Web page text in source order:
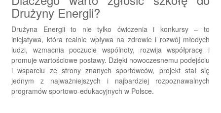
Drużyny Energii?
Drużyna Energii to nie tylko ćwiczenia i konkursy – to
inicjatywa, która realnie wpływa na zdrowie i rozwój młodych
ludzi, wzmacnia poczucie wspólnoty, rozwija współpracę i
promuje wartościowe postawy. Dzięki nowoczesnemu podejściu
i wsparciu ze strony znanych sportowców, projekt stał się
jednym z najważniejszych i najbardziej rozpoznawalnych
programów sportowo-edukacyjnych w Polsce.